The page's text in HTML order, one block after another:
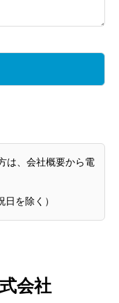
は、会社概要から電
を除く）
会社